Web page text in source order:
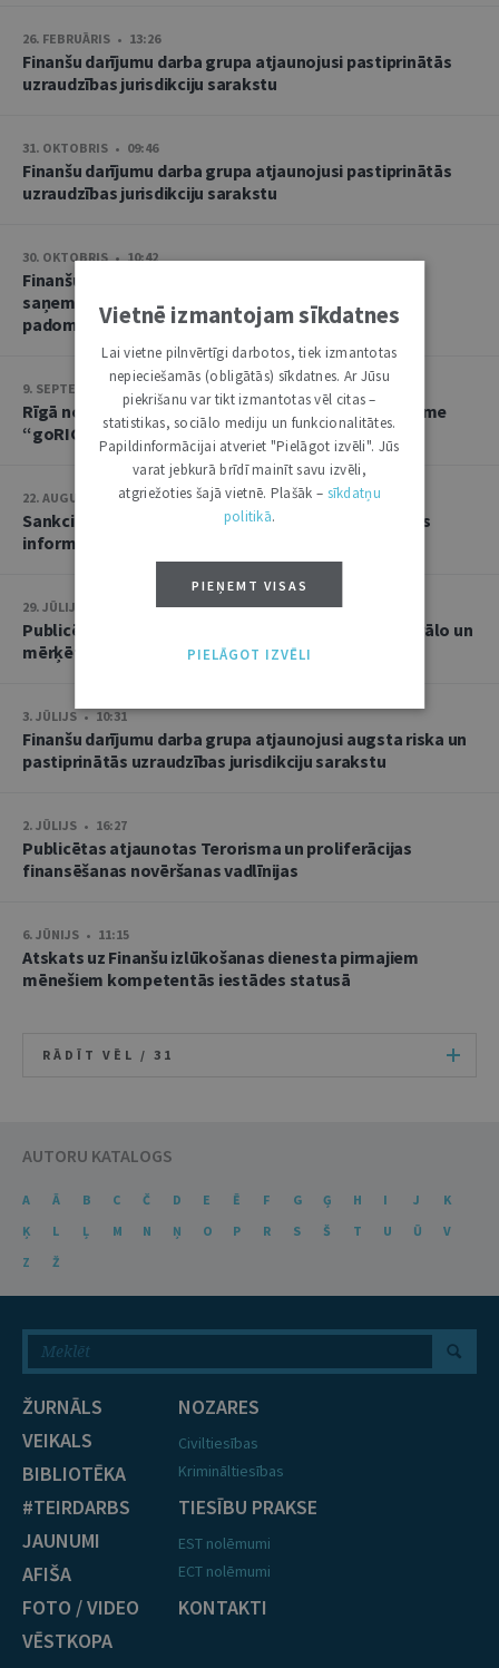
26. FEBRUĀRIS • 13:26
Finanšu darījumu darba grupa atjaunojusi pastiprinātās
uzraudzības jurisdikciju sarakstu
31. OKTOBRIS • 09:46
Finanšu darījumu darba grupa atjaunojusi pastiprinātās
uzraudzības jurisdikciju sarakstu
30. OKTOBRIS • 10:42
Finanšu izlūkošanas dienests aicina reģistrēties, lai
saņemtu tūlītējus paziņojumus par ANO Drošības
padomes sankciju izmaiņām
9. SEPTEMBRIS • 10:57
Rīgā norisināsies goAML lietotāju reģionālā sanāksme
“goRIGA 2024”
22. AUGUSTS • 08:55
Sankcionēto personu saraksti ir pieejami caur Valsts
informācijas sistēmu savietotāju
29. JŪLIJS • 14:09
Publicēts atjaunots metodiskais materiāls “Sektorālo un
mērķēto finanšu sankciju apiešanas indikatori”
3. JŪLIJS • 10:31
Finanšu darījumu darba grupa atjaunojusi augsta riska un
pastiprinātās uzraudzības jurisdikciju sarakstu
2. JŪLIJS • 16:27
Publicētas atjaunotas Terorisma un proliferācijas
finansēšanas novēršanas vadlīnijas
6. JŪNIJS • 11:15
Atskats uz Finanšu izlūkošanas dienesta pirmajiem
mēnešiem kompetentās iestādes statusā
RĀDĪT VĒL / 31
AUTORU KATALOGS
A Ā B C Č D E Ē F G Ģ H I J
K
Ķ
L Ļ M N Ņ O P R S Š T U Ū
V
Z
Ž
ŽURNĀLS
VEIKALS
BIBLIOTĒKA
#TEIRDARBS
JAUNUMI
AFIŠA
FOTO / VIDEO
VĒSTKOPA
NOZARES
Civiltiesības
Krimināltiesības
TIESĪBU PRAKSE
EST nolēmumi
ECT nolēmumi
KONTAKTI
Vietnē izmantojam sīkdatnes
Lai vietne pilnvērtīgi darbotos, tiek izmantotas
nepieciešamās (obligātās) sīkdatnes. Ar Jūsu
piekrišanu var tikt izmantotas vēl citas –
statistikas, sociālo mediju un funkcionalitātes.
Papildinformācijai atveriet "Pielāgot izvēli". Jūs
varat jebkurā brīdī mainīt savu izvēli,
atgriežoties šajā vietnē. Plašāk – sīkdatņu
politikā.
PIEŅEMT VISAS
PIELĀGOT IZVĒLI